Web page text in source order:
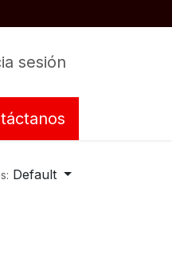
sesión
Default